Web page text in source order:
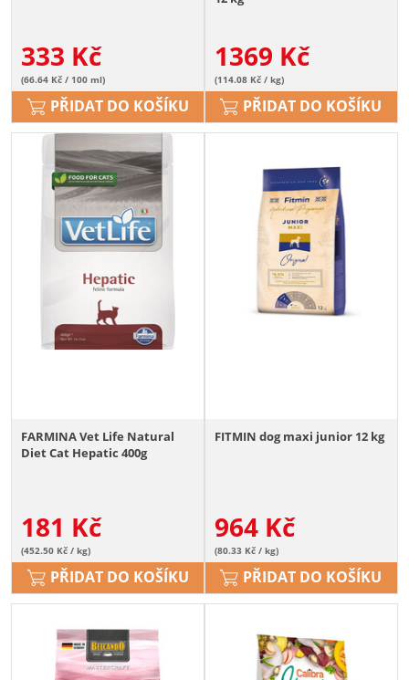
333 Kč
(66.64 Kč / 100 ml)
PŘIDAT DO KOŠÍKU
1369 Kč
(114.08 Kč / kg)
PŘIDAT DO KOŠÍKU
FARMINA Vet Life Natural
Diet Cat Hepatic 400g
181 Kč
(452.50 Kč / kg)
PŘIDAT DO KOŠÍKU
FITMIN dog maxi junior 12 kg
964 Kč
(80.33 Kč / kg)
PŘIDAT DO KOŠÍKU